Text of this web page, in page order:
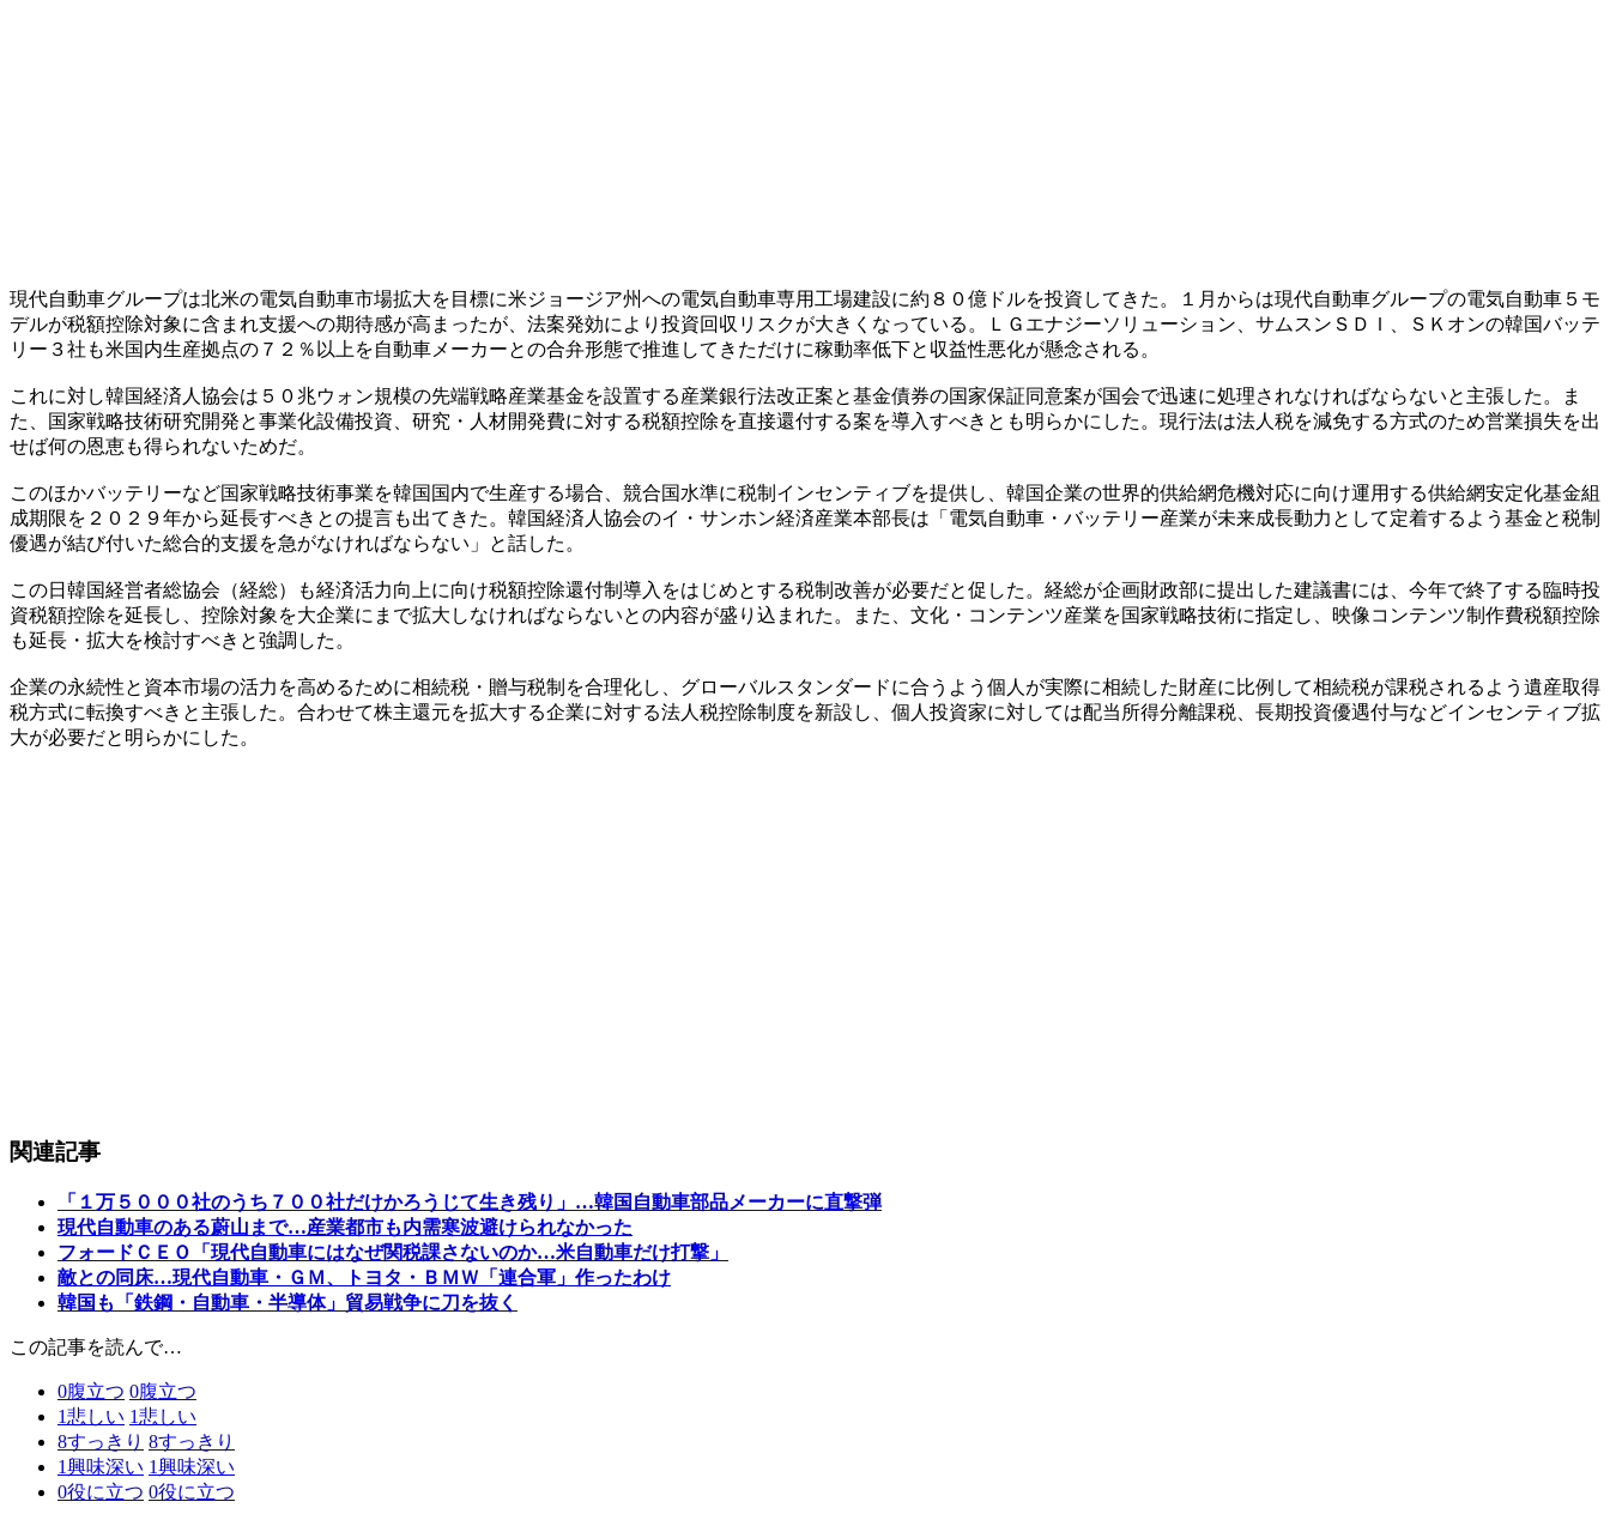
現代自動車グループは北米の電気自動車市場拡大を目標に米ジョージア州への電気自動車専用工場建設に約８０億ドルを投資してきた。１月からは現代自動車グループの電気自動車５モ
デルが税額控除対象に含まれ支援への期待感が高まったが、法案発効により投資回収リスクが大きくなっている。ＬＧエナジーソリューション、サムスンＳＤＩ、ＳＫオンの韓国バッテ
リー３社も米国内生産拠点の７２％以上を自動車メーカーとの合弁形態で推進してきただけに稼動率低下と収益性悪化が懸念される。
これに対し韓国経済人協会は５０兆ウォン規模の先端戦略産業基金を設置する産業銀行法改正案と基金債券の国家保証同意案が国会で迅速に処理されなければならないと主張した。ま
た、国家戦略技術研究開発と事業化設備投資、研究・人材開発費に対する税額控除を直接還付する案を導入すべきとも明らかにした。現行法は法人税を減免する方式のため営業損失を出
せば何の恩恵も得られないためだ。
このほかバッテリーなど国家戦略技術事業を韓国国内で生産する場合、競合国水準に税制インセンティブを提供し、韓国企業の世界的供給網危機対応に向け運用する供給網安定化基金組
成期限を２０２９年から延長すべきとの提言も出てきた。韓国経済人協会のイ・サンホン経済産業本部長は「電気自動車・バッテリー産業が未来成長動力として定着するよう基金と税制
優遇が結び付いた総合的支援を急がなければならない」と話した。
この日韓国経営者総協会（経総）も経済活力向上に向け税額控除還付制導入をはじめとする税制改善が必要だと促した。経総が企画財政部に提出した建議書には、今年で終了する臨時投
資税額控除を延長し、控除対象を大企業にまで拡大しなければならないとの内容が盛り込まれた。また、文化・コンテンツ産業を国家戦略技術に指定し、映像コンテンツ制作費税額控除
も延長・拡大を検討すべきと強調した。
企業の永続性と資本市場の活力を高めるために相続税・贈与税制を合理化し、グローバルスタンダードに合うよう個人が実際に相続した財産に比例して相続税が課税されるよう遺産取得
税方式に転換すべきと主張した。合わせて株主還元を拡大する企業に対する法人税控除制度を新設し、個人投資家に対しては配当所得分離課税、長期投資優遇付与などインセンティブ拡
大が必要だと明らかにした。
関連記事
「１万５０００社のうち７００社だけかろうじて生き残り」…韓国自動車部品メーカーに直撃弾
現代自動車のある蔚山まで…産業都市も内需寒波避けられなかった
フォードＣＥＯ「現代自動車にはなぜ関税課さないのか…米自動車だけ打撃」
敵との同床…現代自動車・ＧＭ、トヨタ・ＢＭＷ「連合軍」作ったわけ
韓国も「鉄鋼・自動車・半導体」貿易戦争に刀を抜く
この記事を読んで…
0腹立つ 0腹立つ
1悲しい 1悲しい
8すっきり 8すっきり
1興味深い 1興味深い
0役に立つ 0役に立つ